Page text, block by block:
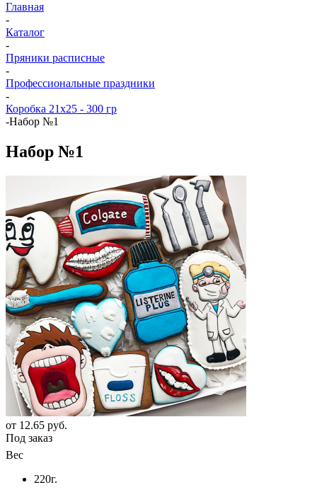
Главная
-
Каталог
-
Пряники расписные
-
Профессиональные праздники
-
Коробка 21x25 - 300 гр
-Набор №1
Набор №1
от 12.65 руб.
Под заказ
Вес
220г.